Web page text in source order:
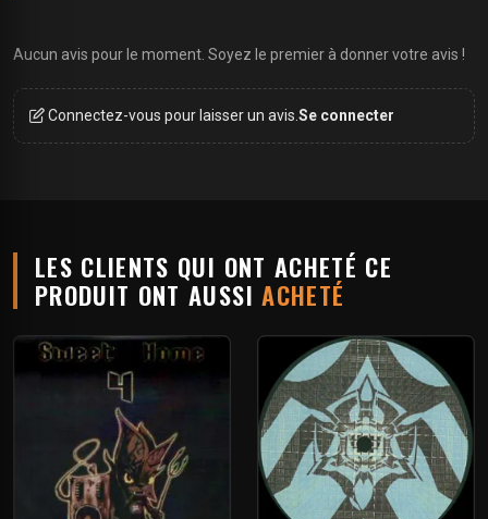
Aucun avis pour le moment. Soyez le premier à donner votre avis !
Connectez-vous pour laisser un avis. Se connecter
LES CLIENTS QUI ONT ACHETÉ CE
PRODUIT ONT AUSSIACHETÉ